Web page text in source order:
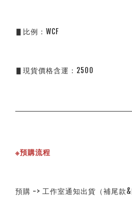
▋比例：WCF
▋現貨價格含運：2500
※預購流程
預購 -> 工作室通知出貨（補尾款